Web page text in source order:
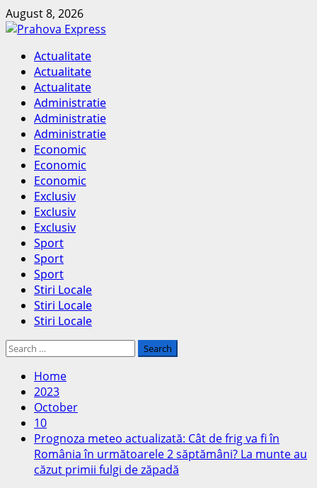
Skip
to
August 8, 2026
Primary
Menu
Actualitate
Actualitate
Actualitate
Administratie
Administratie
Administratie
Economic
Economic
Economic
Exclusiv
Exclusiv
Exclusiv
Sport
Sport
Sport
Stiri Locale
Stiri Locale
Stiri Locale
Search
Home
2023
October
10
Prognoza meteo actualizată: Cât de frig va fi în
România în următoarele 2 săptămâni? La munte au
căzut primii fulgi de zăpadă